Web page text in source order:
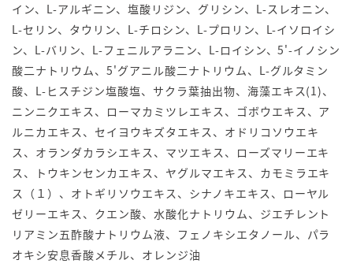
イン、L-アルギニン、塩酸リジン、グリシン、L-スレオニン、
L-セリン、タウリン、L-チロシン、L-プロリン、L-イソロイシ
ン、L-バリン、L-フェニルアラニン、L-ロイシン、5'-イノシン
酸二ナトリウム、5'グアニル酸二ナトリウム、L-グルタミン
酸、L-ヒスチジン塩酸塩、サクラ葉抽出物、海藻エキス(1)、
ニンニクエキス、ローマカミツレエキス、ゴボウエキス、ア
ルニカエキス、セイヨウキズタエキス、オドリコソウエキ
ス、オランダカラシエキス、マツエキス、ローズマリーエキ
ス、トウキンセンカエキス、ヤグルマエキス、カモミラエキ
ス（１）、オトギリソウエキス、シナノキエキス、ローヤル
ゼリーエキス、クエン酸、水酸化ナトリウム、ジエチレント
リアミン五酢酸ナトリウム液、フェノキシエタノール、パラ
オキシ安息香酸メチル、オレンジ油